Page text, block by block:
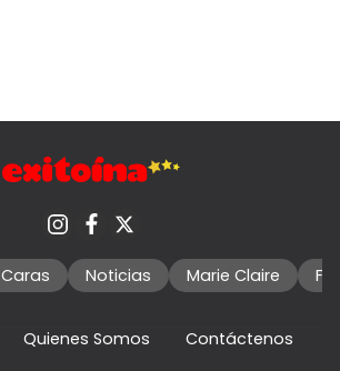
Caras Noticias Marie Claire
Quienes Somos
Contáctenos